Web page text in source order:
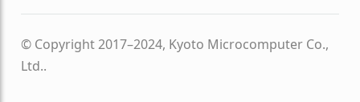
© Copyright 2017–2024, Kyoto Microcomputer Co.,
Ltd..